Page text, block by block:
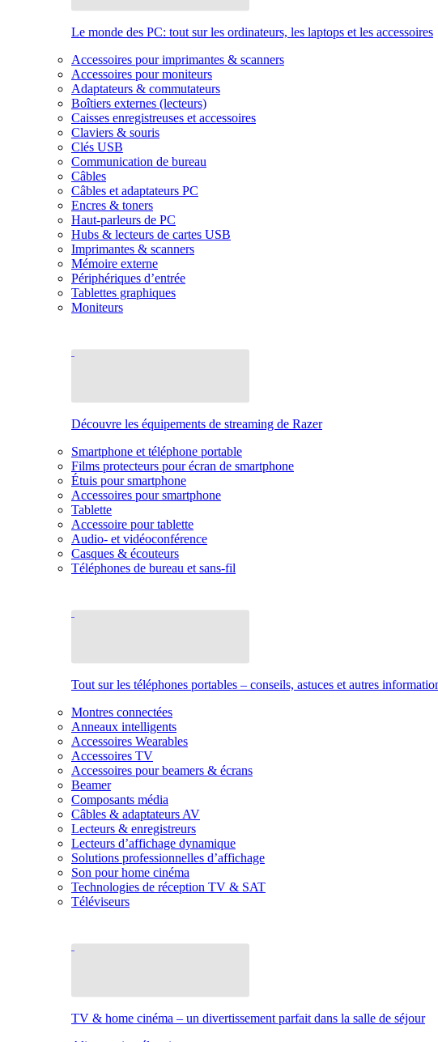
Le monde des PC: tout sur les ordinateurs, les laptops et les accessoires
Accessoires pour imprimantes & scanners
Accessoires pour moniteurs
Adaptateurs & commutateurs
Boîtiers externes (lecteurs)
Caisses enregistreuses et accessoires
Claviers & souris
Clés USB
Communication de bureau
Câbles
Câbles et adaptateurs PC
Encres & toners
Haut-parleurs de PC
Hubs & lecteurs de cartes USB
Imprimantes & scanners
Mémoire externe
Périphériques d’entrée
Tablettes graphiques
Moniteurs
Découvre les équipements de streaming de Razer
Smartphone et téléphone portable
Films protecteurs pour écran de smartphone
Étuis pour smartphone
Accessoires pour smartphone
Tablette
Accessoire pour tablette
Audio- et vidéoconférence
Casques & écouteurs
Téléphones de bureau et sans-fil
Tout sur les téléphones portables – conseils, astuces et autres
Montres connectées
Anneaux intelligents
Accessoires Wearables
Accessoires TV
Accessoires pour beamers & écrans
Beamer
Composants média
Câbles & adaptateurs AV
Lecteurs & enregistreurs
Lecteurs d’affichage dynamique
Solutions professionnelles d’affichage
Son pour home cinéma
Technologies de réception TV & SAT
Téléviseurs
TV & home cinéma – un divertissement parfait dans la salle de séjour